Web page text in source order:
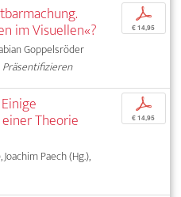
im Visuellen«?
Goppelsröder
p
€ 14,95
Theorie
Paech (Hg.),
p
€ 14,95